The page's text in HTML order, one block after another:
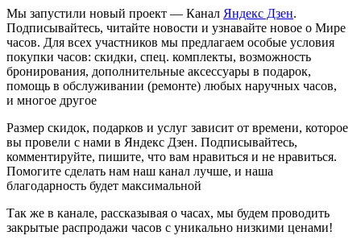
Мы запустили новый проект — Канал Яндекс Дзен.
Подписывайтесь, читайте новости и узнавайте новое о Мире
часов. Для всех участников мы предлагаем особые условия
покупки часов: скидки, спец. комплекты, возможность
бронирования, дополнительные аксессуары в подарок,
помощь в обслуживании (ремонте) любых наручных часов,
и многое другое
Размер скидок, подарков и услуг зависит от времени, которое
вы провели с нами в Яндекс Дзен. Подписывайтесь,
комментируйте, пишите, что вам нравиться и не нравиться.
Помогите сделать нам наш канал лучше, и наша
благодарность будет максимальной
Так же в канале, рассказывая о часах, мы будем проводить
закрытые распродажи часов с уникально низкими ценами!